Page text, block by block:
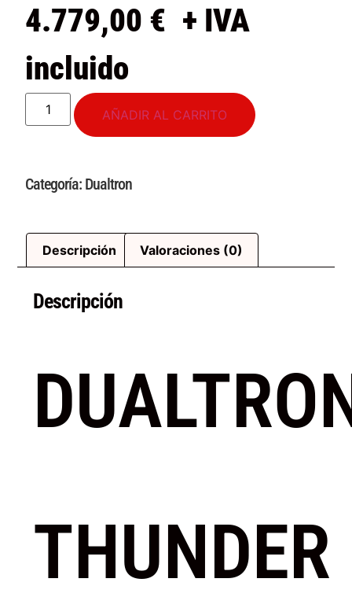
4.779,00 € + IVA
incluido
AÑADIR AL CARRITO
Categoría: Dualtron
Descripción Valoraciones (0)
Descripción
THUNDER